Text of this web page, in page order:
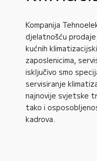
Kompanija
djelatnošću
kućnih
zaposlenicima,
isključivo smo
servisiranje
najnovije svjetske
tako i
kadrova.